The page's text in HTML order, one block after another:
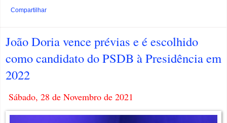
Compartilhar
João Doria vence prévias e é escolhido
como candidato do PSDB à Presidência em
2022
Sábado, 28 de Novembro de 2021